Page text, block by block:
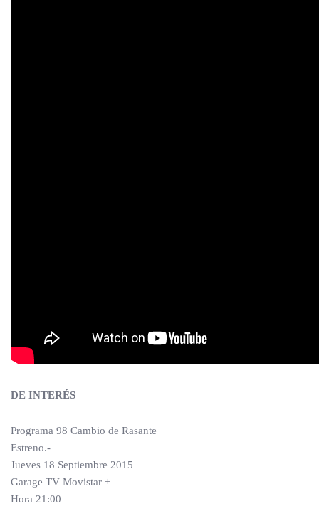
DE INTERÉS
Programa 98 Cambio de Rasante
Estreno.-
Jueves 18 Septiembre 2015
Garage TV Movistar +
Hora 21:00